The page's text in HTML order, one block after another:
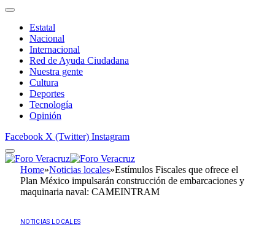
Estatal
Nacional
Internacional
Red de Ayuda Ciudadana
Nuestra gente
Cultura
Deportes
Tecnología
Opinión
Facebook X (Twitter) Instagram
Home»Noticias locales»Estímulos Fiscales que ofrece el
Plan México impulsarán construcción de embarcaciones y
maquinaria naval: CAMEINTRAM
NOTICIAS LOCALES